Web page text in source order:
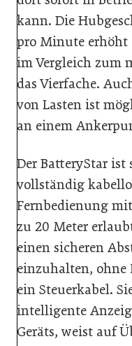
kann. Die
pro Minute erhöht
im Vergleich zum
das Vierfache.
von Lasten ist
an einem
Der BatteryStar
vollständig
Fernbedienung
zu 20 Meter
einen sicheren
einzuhalten,
ein Steuerkabel.
intelligente
Geräts, weist auf